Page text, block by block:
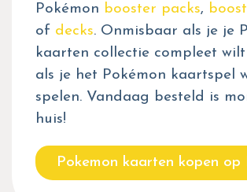
Pokémon booster packs,
of decks. Onmisbaar als je je
kaarten collectie compleet
als je het Pokémon kaartspel
spelen. Vandaag besteld is
huis!
Pokemon kaarten kopen op